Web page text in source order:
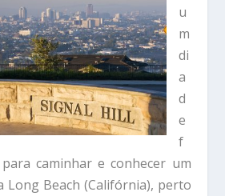
u
m
di
a
d
e
f
caminhar e conhecer um
Long Beach (Califórnia), perto